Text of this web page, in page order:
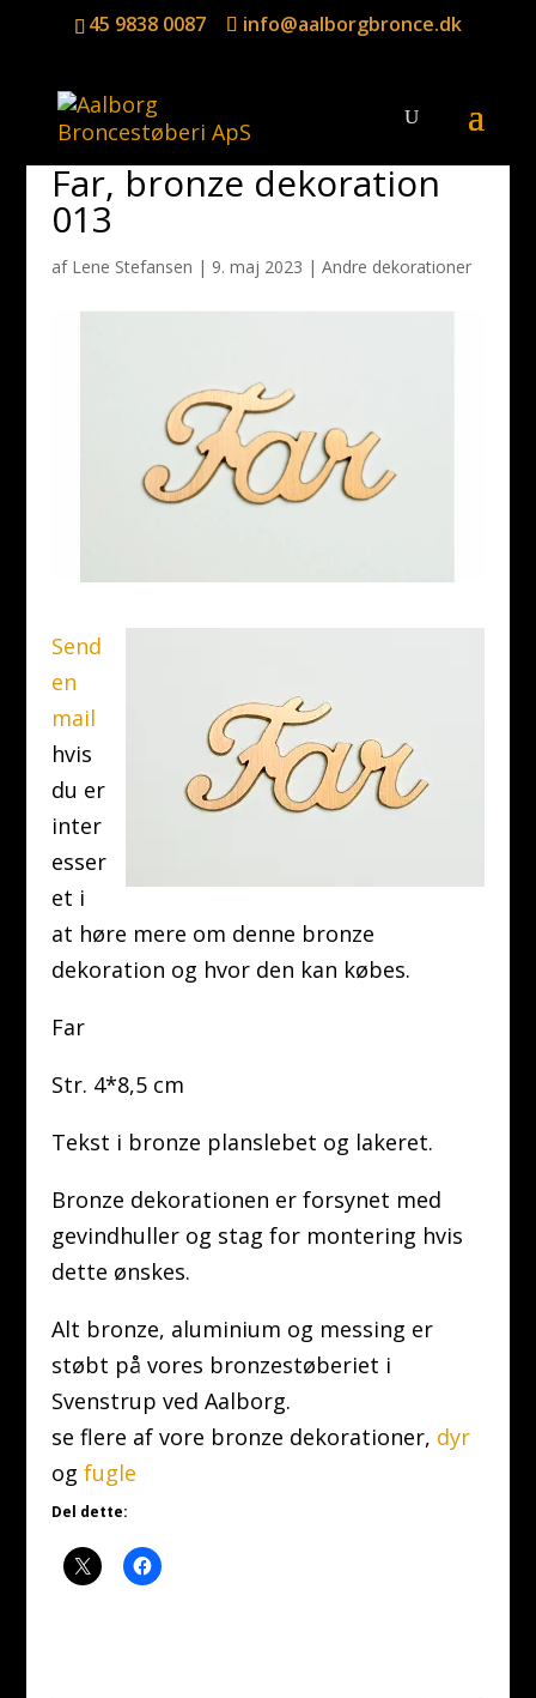
45 9838 0087 info@aalborgbronce.dk
Far, bronze dekoration
013
af Lene Stefansen | 9. maj 2023 | Andre dekorationer
Send
en
mail
hvis
du er
inter
esser
et i
at høre mere om denne bronze
dekoration og hvor den kan købes.
Far
Str. 4*8,5 cm
Tekst i bronze planslebet og lakeret.
Bronze dekorationen er forsynet med
gevindhuller og stag for montering hvis
dette ønskes.
Alt bronze, aluminium og messing er
støbt på vores bronzestøberiet i
Svenstrup ved Aalborg.
se flere af vore bronze dekorationer, dyr
og fugle
Del dette: